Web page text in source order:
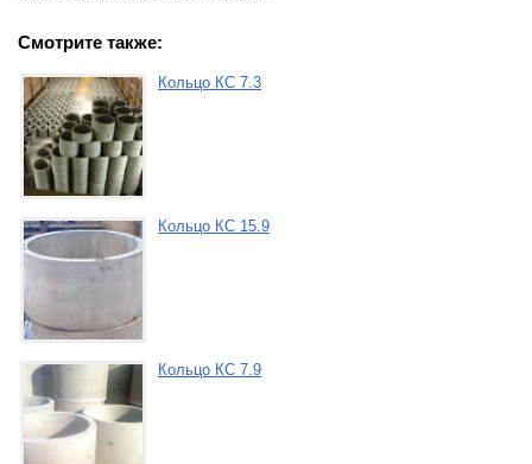
Смотрите также:
Кольцо КС 7.3
Кольцо КС 15.9
Кольцо КС 7.9